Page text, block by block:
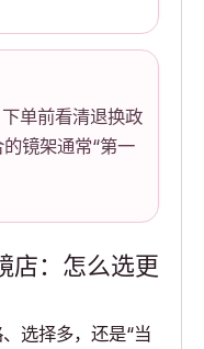
单前看清退换政
镜架通常“第一
店：怎么选更
选择多，还是“当